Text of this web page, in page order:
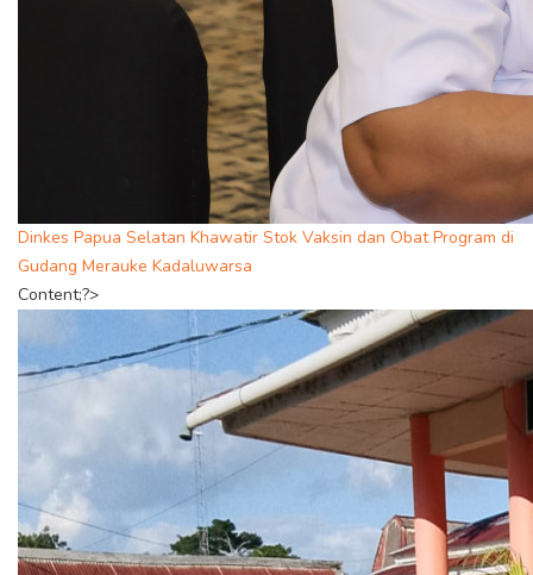
Dinkes Papua Selatan Khawatir Stok Vaksin dan Obat Program di
Gudang Merauke Kadaluwarsa
Content;?>